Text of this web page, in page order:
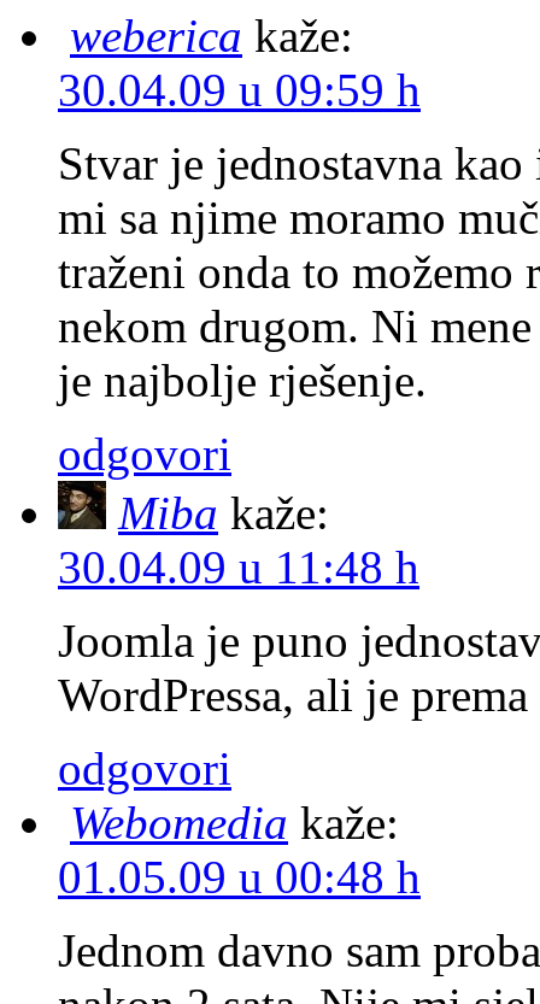
weberica kaže:
30.04.09 u 09:59 h
Stvar je jednostavna
mi sa njime moramo
traženi onda to
nekom drugom. Ni
je najbolje rješenje.
odgovori
Miba kaže:
30.04.09 u 11:48 h
Joomla je puno
WordPressa, ali je
odgovori
Webomedia kaže:
01.05.09 u 00:48 h
Jednom davno sam